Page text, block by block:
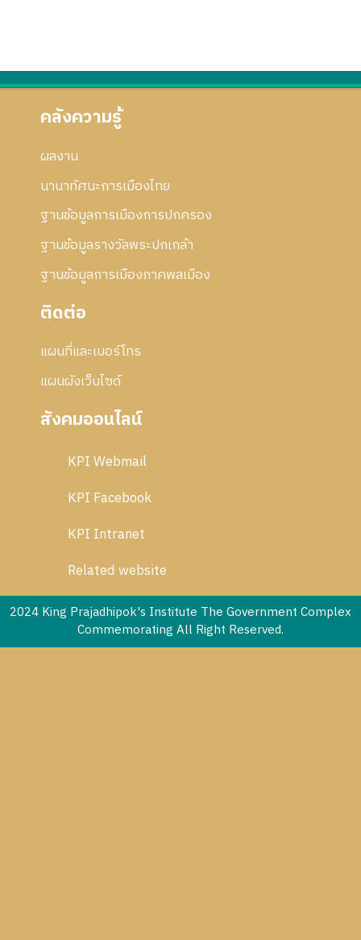
คลังความรู้
ผลงาน
นานาทัศนะการเมืองไทย
ฐานข้อมูลการเมืองการปกครอง
ฐานข้อมูลรางวัลพระปกเกล้า
ฐานข้อมูลการเมืองภาคพลเมือง
ติดต่อ
แผนที่และเบอร์โทร
แผนผังเว็บไซด์
สังคมออนไลน์
KPI Webmail
KPI Facebook
KPI Intranet
Related website
2024 King Prajadhipok's Institute The Government Complex
Commemorating All Right Reserved.